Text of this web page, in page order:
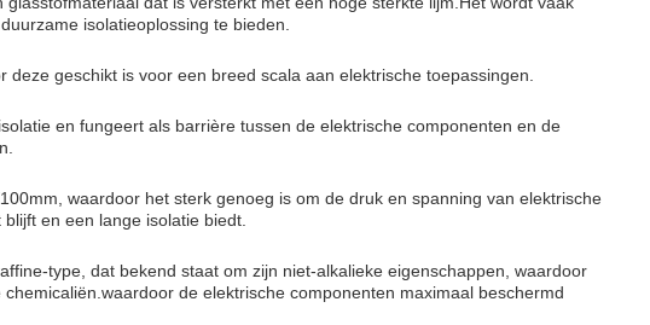
isolatieoplossing te bieden.
geschikt is voor een breed scala aan elektrische toepassingen.
en fungeert als barrière tussen de elektrische componenten en de
waardoor het sterk genoeg is om de druk en spanning van elektrische
en een lange isolatie biedt.
type, dat bekend staat om zijn niet-alkalieke eigenschappen, waardoor
de elektrische componenten maximaal beschermd